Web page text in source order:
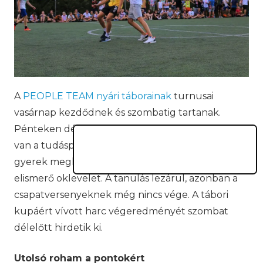
A PEOPLE TEAM nyári táborainak turnusai
vasárnap kezdődnek és szombatig tartanak.
Pénteken délutánra a 17 szekció minden tagja túl
van a tudáspróbákon és a bemutatókon. Minden
gyerek megkapta az egész heti teljesítményét
elismerő oklevelet. A tanulás lezárul, azonban a
csapatversenyeknek még nincs vége. A tábori
kupáért vívott harc végeredményét szombat
délelőtt hirdetik ki.
Utolsó roham a pontokért